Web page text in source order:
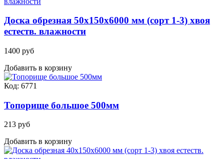
Доска обрезная 50х150х6000 мм (сорт 1-3) хвоя
естеств. влажности
1400 руб
Добавить в корзину
Код: 6771
Топорище большое 500мм
213 руб
Добавить в корзину